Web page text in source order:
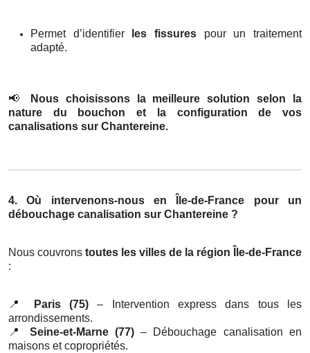
Permet d’identifier les fissures pour un traitement
adapté.
📢
Nous choisissons la meilleure solution selon la
nature du bouchon et la configuration de vos
canalisations sur Chantereine.
4. Où intervenons-nous en Île-de-France pour un
débouchage canalisation sur Chantereine ?
Nous couvrons toutes les villes de la région Île-de-France
:
📍 Paris (75) – Intervention express dans tous les
arrondissements.
📍
Seine-et-Marne (77)– Débouchage canalisation en
maisons et copropriétés.